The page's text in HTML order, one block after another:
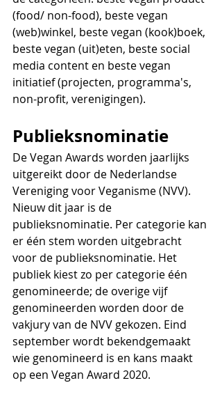
(food/ non-food), beste vegan
(web)winkel, beste vegan (kook)boek,
beste vegan (uit)eten, beste social
media content en beste vegan
initiatief (projecten, programma's,
non-profit, verenigingen).
Publieksnominatie
De Vegan Awards worden jaarlijks
uitgereikt door de Nederlandse
Vereniging voor Veganisme (NVV).
Nieuw dit jaar is de
publieksnominatie. Per categorie kan
er één stem worden uitgebracht
voor de publieksnominatie. Het
publiek kiest zo per categorie één
genomineerde; de overige vijf
genomineerden worden door de
vakjury van de NVV gekozen. Eind
september wordt bekendgemaakt
wie genomineerd is en kans maakt
op een Vegan Award 2020.